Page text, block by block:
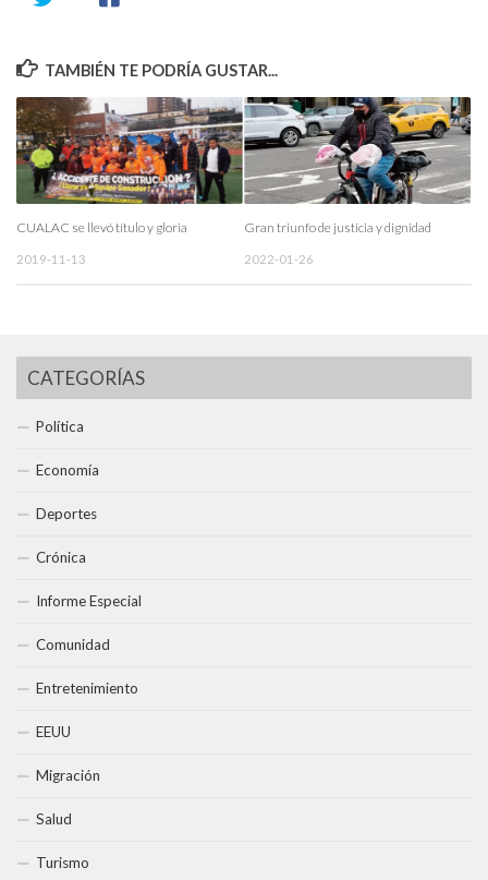
TAMBIÉN TE PODRÍA GUSTAR...
CUALAC se llevó título y gloria
2019-11-13
Gran triunfo de justicia y dignidad
2022-01-26
CATEGORÍAS
Política
Economía
Deportes
Crónica
Informe Especial
Comunidad
Entretenimiento
EEUU
Migración
Salud
Turismo